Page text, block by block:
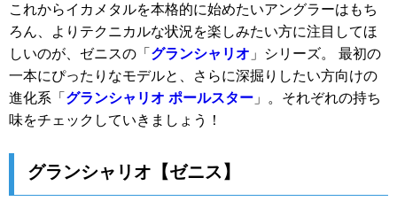
これからイカメタルを本格的に始めたいアングラーはもち
ろん、よりテクニカルな状況を楽しみたい方に注目してほ
しいのが、ゼニスの「 グランシャリオ 」シリーズ。 最初の
一本にぴったりなモデルと、さらに深掘りしたい方向けの
進化系「 グランシャリオ ポールスター 」。それぞれの持ち
味をチェックしていきましょう！
グランシャリオ【ゼニス】